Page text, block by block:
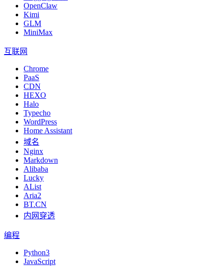
OpenClaw
Kimi
GLM
MiniMax
互联网
Chrome
PaaS
CDN
HEXO
Halo
Typecho
WordPress
Home Assistant
域名
Nginx
Markdown
Alibaba
Lucky
AList
Aria2
BT.CN
内网穿透
编程
Python3
JavaScript